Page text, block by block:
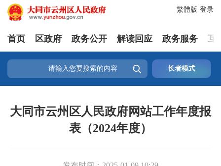
登录
繁體版
首页 区政府 政务公开 解读回应 政务服务 互
 长者模式
大同市云州区人民政府网站工作年度报
表（2024年度）